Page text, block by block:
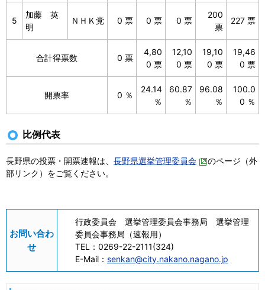
5
加藤 英
明
ＮＨＫ党 0 票 0 票 0 票
200
票
227 票
合計得票数 0 票
4,80
0 票
12,10
0 票
19,10
0 票
19,46
0 票
開票率 0 ％
24.14
％
60.87
％
96.08
％
100.0
0 ％
比例代表
長野県の投票・開票速報は、 長野県選挙管理委員会
のページ（外
部リンク）をご覧ください。
お問い合わ
せ
行政委員会 選挙管理委員会事務局 選挙管理
委員会事務局（速報用）
TEL： 0269-22-2111(324)
E-Mail： senkan@city.nakano.nagano.jp